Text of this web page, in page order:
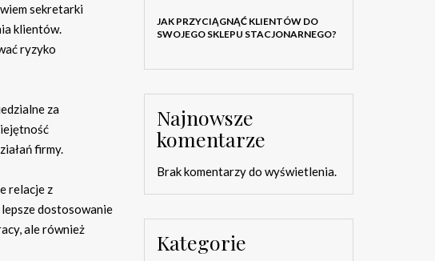
sekretarki
klientów.
ryzyko
za
firmy.
relacje z
dostosowanie
ale również
JAK PRZYCIĄGNĄĆ KLIENTÓW DO
SWOJEGO SKLEPU STACJONARNEGO?
Najnowsze
komentarze
Brak komentarzy do wyświetlenia.
Kategorie